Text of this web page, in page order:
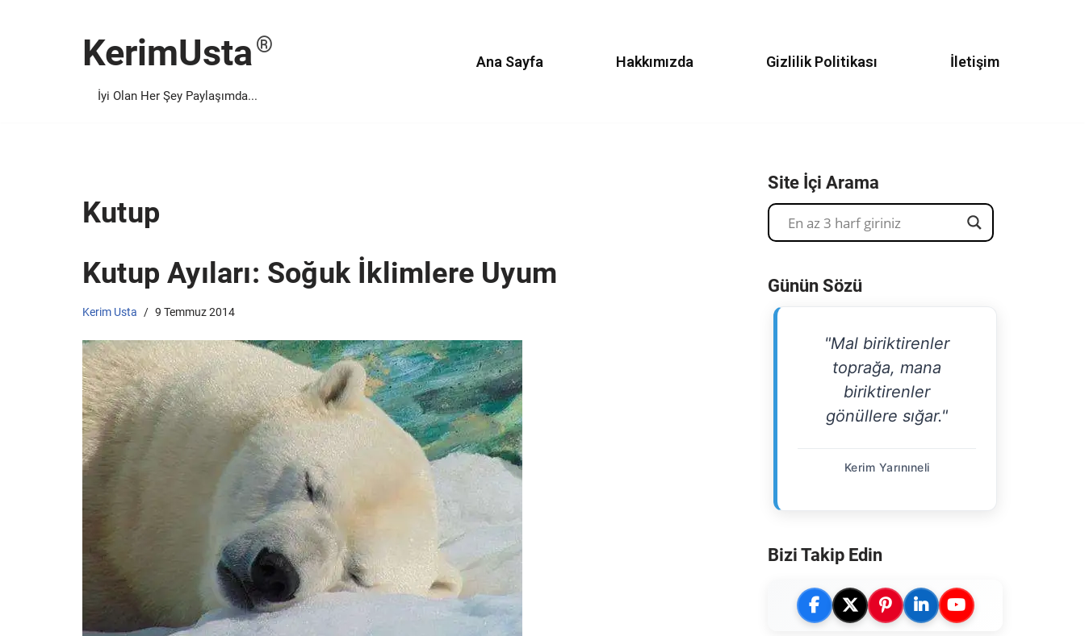
KerimUsta
İyi Olan Her Şey Paylaşımda...
Ana Sayfa Hakkımızda Gizlilik Politikası İletişim
Kutup
Kutup Ayıları: Soğuk İklimlere Uyum
Kerim Usta 9 Temmuz 2014
Site İçi Arama
Günün Sözü
"Mal biriktirenler
toprağa, mana
biriktirenler
gönüllere sığar."
Kerim Yarınıneli
Bizi Takip Edin